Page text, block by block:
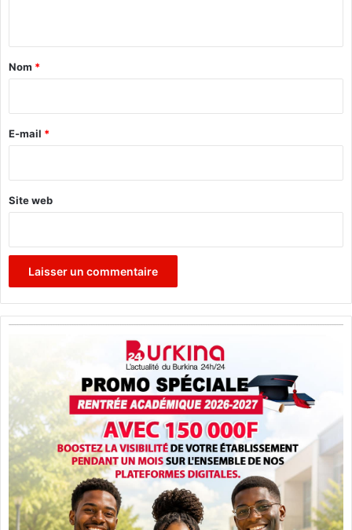
a
e
Nom *
E-mail *
Site web